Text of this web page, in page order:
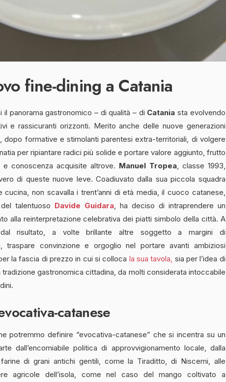
fine-dining a Catania
il panorama gastronomico – di qualità – di Catania sta evolvendo
e rassicuranti orizzonti. Merito anche delle nuove generazioni
dopo formative e stimolanti parentesi extra-territoriali, di volgere
per ripiantare radici più solide e portare valore aggiunto, frutto
e conoscenza acquisite altrove. Manuel Tropea, classe 1993,
di queste nuove leve. Coadiuvato dalla sua piccola squadra
cucina, non scavalla i trent’anni di età media, il cuoco catanese,
talentuoso Davide Guidara, ha deciso di intraprendere un
alla reinterpretazione celebrativa dei piatti simbolo della città. A
dal risultato, a volte brillante altre soggetto a margini di
traspare convinzione e orgoglio nel portare avanti ambiziosi
la fascia di prezzo in cui si colloca la sua tavola, sia per l’idea di
gastronomica cittadina, da molti considerata intoccabile
catanese
potremmo definire “evocativa-catanese” che si incentra su un
dall’encomiabile politica di approvvigionamento locale, dalla
di grani antichi gentili, come la Tiraditto, di Niscemi, alle
agricole dell’isola, come nel caso del mango coltivato a